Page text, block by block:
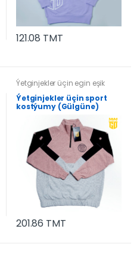
121.08 TMT
Ýetginjekler üçin egin eşik
Ýetginjekler üçin sport
kostýumy (Gülgüne)
201.86 TMT